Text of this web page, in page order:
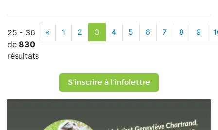
25 - 36
de 830
résultats
« 1 2 3 4 5 6 7 8 9
S'inscrire à l'infolettre